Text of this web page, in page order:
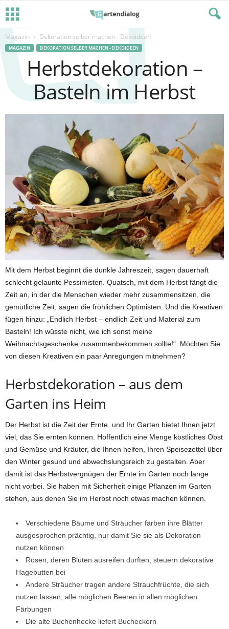
Magazin Dekoration selber machen - Dekoideen
MAGAZIN DEKORATION SELBER MACHEN - DEKOIDEEN
Herbstdekoration –
Basteln im Herbst
Mit dem Herbst beginnt die dunkle Jahreszeit, sagen dauerhaft
schlecht gelaunte Pessimisten. Quatsch, mit dem Herbst fängt die
Zeit an, in der die Menschen wieder mehr zusammensitzen, die
gemütliche Zeit, sagen die fröhlichen Optimisten. Und die Kreativen
fügen hinzu: „Endlich Herbst – endlich Zeit und Material zum
Basteln! Ich wüsste nicht, wie ich sonst meine
Weihnachtsgeschenke zusammenbekommen sollte!“. Möchten Sie
von diesen Kreativen ein paar Anregungen mitnehmen?
Herbstdekoration – aus dem
Garten ins Heim
Der Herbst ist die Zeit der Ernte, und Ihr Garten bietet Ihnen jetzt
viel, das Sie ernten können. Hoffentlich eine Menge köstliches Obst
und Gemüse und Kräuter, die Ihnen helfen, Ihren Speisezettel über
den Winter gesund und abwechslungsreich zu gestalten. Aber
damit ist das Herbstvergnügen der Ernte im Garten noch lange
nicht vorbei. Sie haben mit Sicherheit einige Pflanzen im Garten
stehen, aus denen Sie im Herbst noch etwas machen können.
Verschiedene Bäume und Sträucher färben ihre Blätter
ausgesprochen prächtig, nur damit Sie sie als Dekoration
nutzen können
Rosen, deren Blüten ausreifen durften, steuern dekorative
Hagebutten bei
Andere Sträucher tragen andere Strauchfrüchte, die sich
nutzen lassen, alle möglichen Beeren in allen möglichen
Färbungen
Die alte Buchenhecke liefert Bucheckern